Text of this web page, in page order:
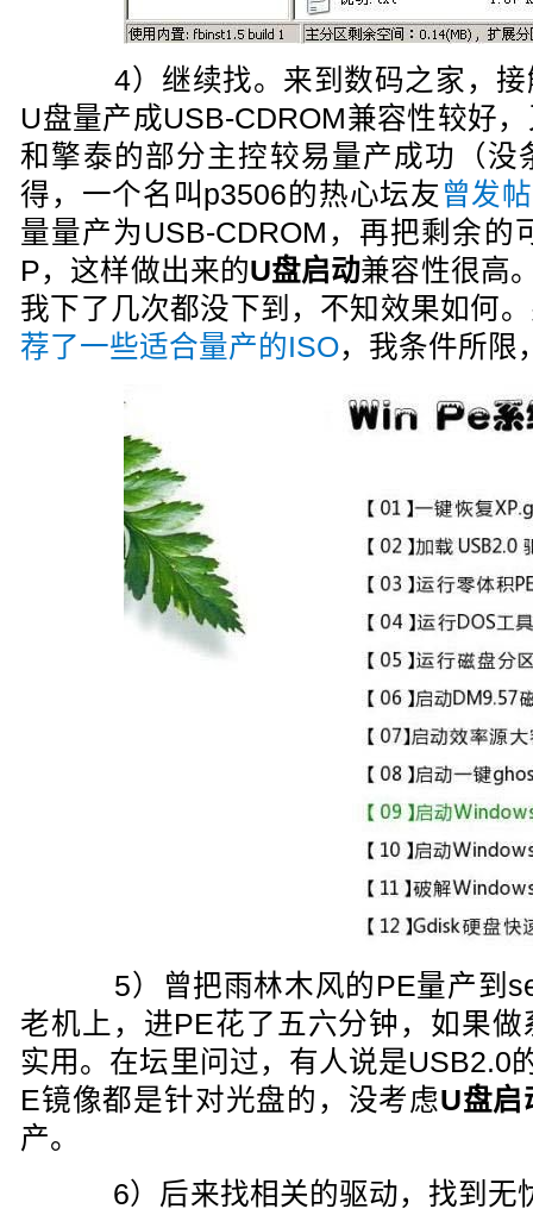
4）继续找。来到数码之家，接
U盘量产成USB-CDROM兼容性较好
和擎泰的部分主控较易量产成功（没
得，一个名叫p3506的热心坛友 曾发
量量产为USB-CDROM，再把剩余的
P，这样做出来的U盘启动兼容性很高
我下了几次都没下到，不知效果如何
荐了一些适合量产的ISO，我条件所限
5）曾把雨林木风的PE量产到
老机上，进PE花了五六分钟，如果
实用。在坛里问过，有人说是USB2.0
E镜像都是针对光盘的，没考虑U盘启
产。
6）后来找相关的驱动，找到无